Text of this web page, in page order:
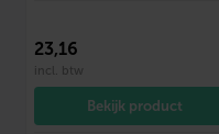
23,16
incl. btw
Bekijk product